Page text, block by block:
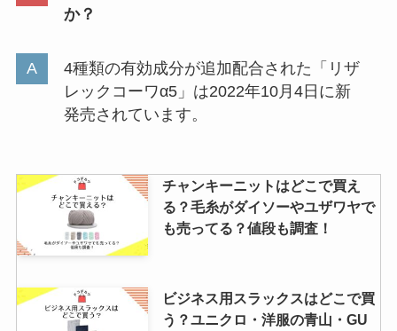
usb hdmi変換は100均やコンビニ
で買える？おすすめ商品はどこに
売ってる？
アイスクリーム券はどこで売って
る？コンビニ・イオン・amazon
など買える店を調査！
ジャケパンはどこで買う？ユニク
ロ・GU・洋服の青山などおすす
か？
4種類の有効成分が追加配合された「リザ
レックコーワα5」は2022年10月4日に新
発売されています。
チャンキーニットはどこで買え
る？毛糸がダイソーやユザワヤで
も売ってる？値段も調査！
ビジネス用スラックスはどこで買
う？ユニクロ・洋服の青山・GU